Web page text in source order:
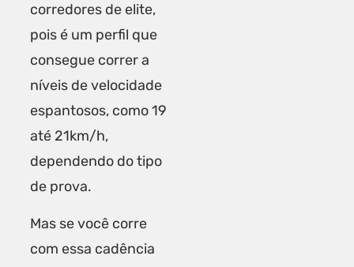
corredores de elite,
pois é um perfil que
consegue correr a
níveis de velocidade
espantosos, como 19
até 21km/h,
dependendo do tipo
de prova.
Mas se você corre
com essa cadência